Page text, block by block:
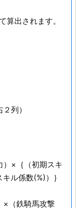
出されます。
列）
×｛（初期スキ
ル係数(%)）｝
×（鉄騎馬攻撃